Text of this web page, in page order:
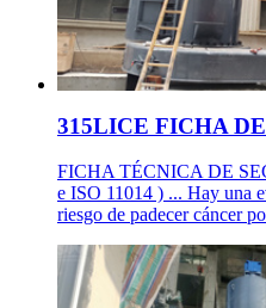
315LICE FICHA
FICHA TÉCNICA DE
e ISO 11014 ) ... Hay una
riesgo de padecer cáncer